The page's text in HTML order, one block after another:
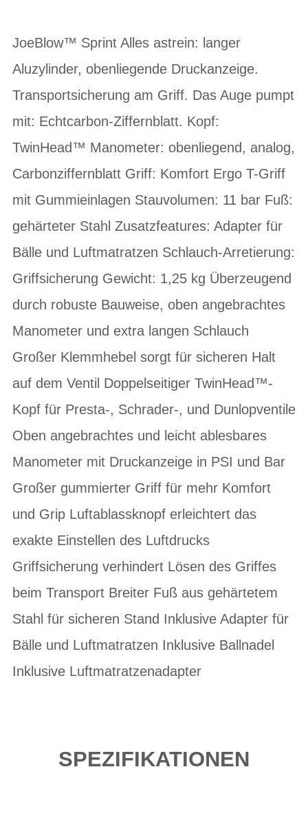
JoeBlow™ Sprint Alles astrein: langer
Aluzylinder, obenliegende Druckanzeige.
Transportsicherung am Griff. Das Auge pumpt
mit: Echtcarbon-Ziffernblatt. Kopf:
TwinHead™ Manometer: obenliegend, analog,
Carbonziffernblatt Griff: Komfort Ergo T-Griff
mit Gummieinlagen Stauvolumen: 11 bar Fuß:
gehärteter Stahl Zusatzfeatures: Adapter für
Bälle und Luftmatratzen Schlauch-Arretierung:
Griffsicherung Gewicht: 1,25 kg Überzeugend
durch robuste Bauweise, oben angebrachtes
Manometer und extra langen Schlauch
Großer Klemmhebel sorgt für sicheren Halt
auf dem Ventil Doppelseitiger TwinHead™-
Kopf für Presta-, Schrader-, und Dunlopventile
Oben angebrachtes und leicht ablesbares
Manometer mit Druckanzeige in PSI und Bar
Großer gummierter Griff für mehr Komfort
und Grip Luftablassknopf erleichtert das
exakte Einstellen des Luftdrucks
Griffsicherung verhindert Lösen des Griffes
beim Transport Breiter Fuß aus gehärtetem
Stahl für sicheren Stand Inklusive Adapter für
Bälle und Luftmatratzen Inklusive Ballnadel
Inklusive Luftmatratzenadapter
SPEZIFIKATIONEN